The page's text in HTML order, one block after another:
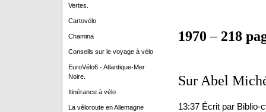
Vertes.
Cartovélo
Chamina
Conseils sur le voyage à vélo
EuroVélo6 - Atlantique-Mer
Noire.
Itinérance à vélo
La véloroute en Allemagne
1970 – 218
Sur Abel
13:37 Écrit par Biblio-